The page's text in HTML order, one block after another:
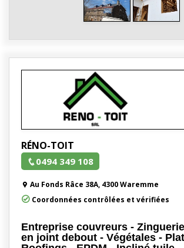
RÉNO-TOIT
0494 349 108
Au Fonds Râce 38A, 4300 Waremme
Coordonnées contrôlées et vérifiées
Entreprise couvreurs -
en joint debout - Végétales -